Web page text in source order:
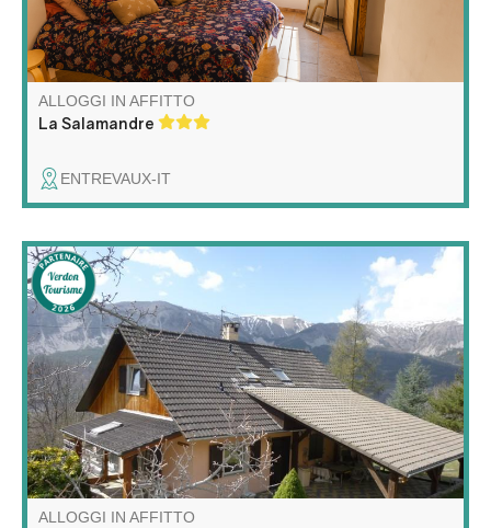
ALLOGGI IN AFFITTO
La Salamandre
ENTREVAUX-IT
Grande chalet situato nella graziosa frazione montana di
Villars-Heyssier, nel comune di Beauvezer.
Splendidamente esposto a sud, circondato da deliziosi
giardini, offre una fantastica vista sulle montagne. Meta
ideale per le vacanze durante tutto l'anno.
ALLOGGI IN AFFITTO